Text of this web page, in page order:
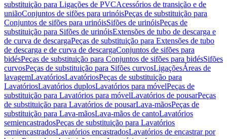
substituição para Ligações de PVCAcessórios de transição e de
uniãoConjuntos de sifões para urinóisPeças de substituição para
Conjuntos de sifões para urinóisSifões de urinóisPeças de
substituição para Sifões de urinóisExtensões de tubo de descarga e
de curva de descargaPeças de substituição para Extensões de tubo
de descarga e de curva de descargaConjuntos de sifões para
bidésPeças de substituição para Conjuntos de sifões para bidésSifões
curvosPeças de substituição para Sifões curvosLigaçõesÁreas de
lavagemLavatóriosLavatóriosPeças de substituição para
LavatóriosLavatórios duplosLavatórios para móvelPeças de
substituição para Lavatórios para móvelLavatórios de pousarPeças
de substituição para Lavatórios de pousarLava-mãosPeças de
substituição para Lava-mãosLava-mãos de cantoLavatórios
semiencastradosPeças de substituição para Lavatórios
semiencastradosLavatórios encastradosLavatórios de encastrar por